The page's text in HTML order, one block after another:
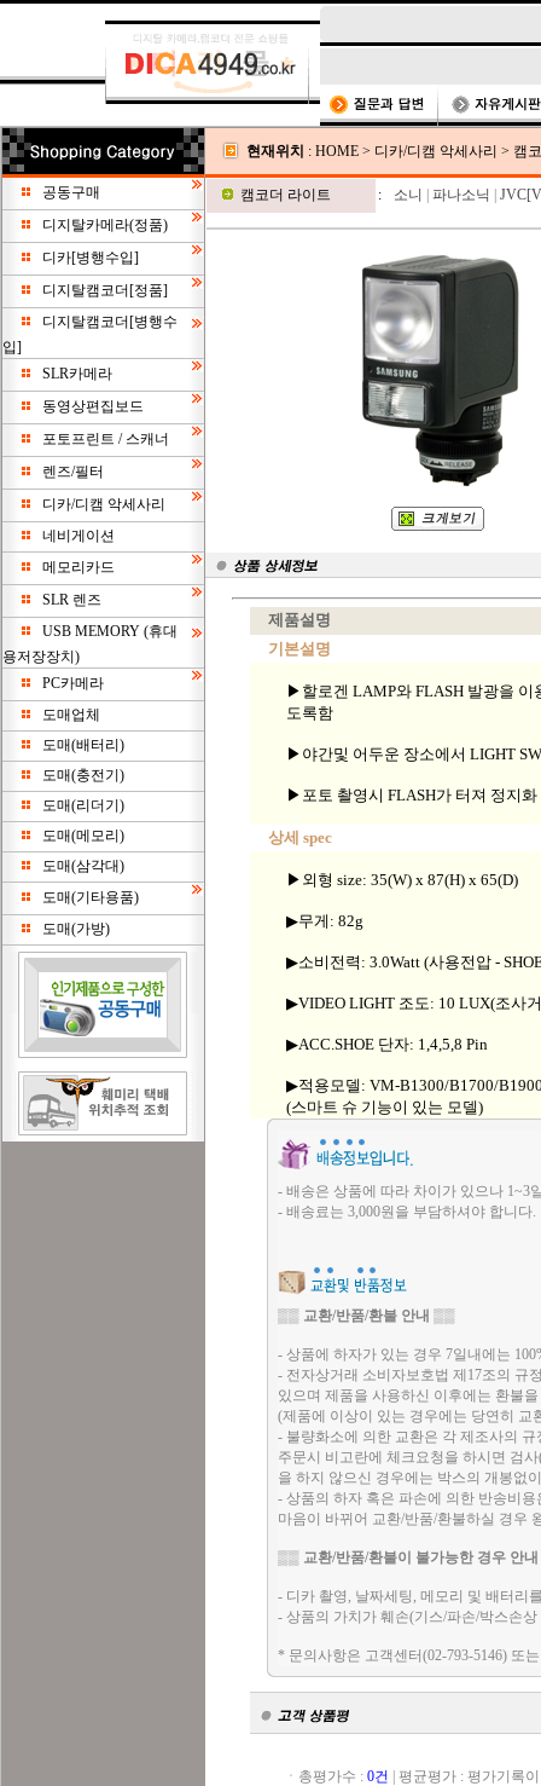
공동구매
디지탈카메라(정품)
디카[병행수입]
디지탈캠코더[정품]
디지탈캠코더[병행수
입]
SLR카메라
동영상편집보드
포토프린트 / 스캐너
렌즈/필터
디카/디캠 악세사리
네비게이션
메모리카드
SLR 렌즈
USB MEMORY (휴대
용저장장치)
PC카메라
도매업체
도매(배터리)
도매(충전기)
도매(리더기)
도매(메모리)
도매(삼각대)
도매(기타용품)
도매(가방)
현재위치 : HOME > 디카/디캠 악세사리 > 캠
캠코더 라이트 : 소니 파나소닉
제품설명
기본설명
▶할로겐 LAMP와 FLASH 발광을 이
도록함
▶야간및 어두운 장소에서 LIGHT
▶포토 촬영시 FLASH가 터져 정지
상세 spec
▶외형 size: 35(W) x 87(H) x 65(D)
▶무게: 82g
▶소비전력: 3.0Watt (사용전압 -
▶VIDEO LIGHT 조도: 10 LUX(조사
▶ACC.SHOE 단자: 1,4,5,8 Pin
▶적용모델: VM-B1300/B1700/
(스마트 슈 기능이 있는 모델)
- 배송은 상품에 따라 차이가 있으나 1~3
- 배송료는 3,000원을 부담하셔야 합니다.
▒▒ 교환/반품/환불 안내 ▒▒
- 상품에 하자가 있는 경우 7일내에는
- 전자상거래 소비자보호법 제17조의 규
있으며 제품을 사용하신 이후에는 환불
(제품에 이상이 있는 경우에는 당연히 교
- 불량화소에 의한 교환은 각 제조사의
주문시 비고란에 체크요청을 하시면 검
을 하지 않으신 경우에는 박스의 개봉없
- 상품의 하자 혹은 파손에 의한 반송비
마음이 바뀌어 교환/반품/환불하실 경우
▒▒ 교환/반품/환불이 불가능한 경우 안내
- 디카 촬영, 날짜세팅, 메모리 및 배터리
- 상품의 가치가 훼손(기스/파손/박스손
* 문의사항은 고객센터(02-793-5146) 또
ㆍ총평가수 : 0건 평균평가 : 평가기록